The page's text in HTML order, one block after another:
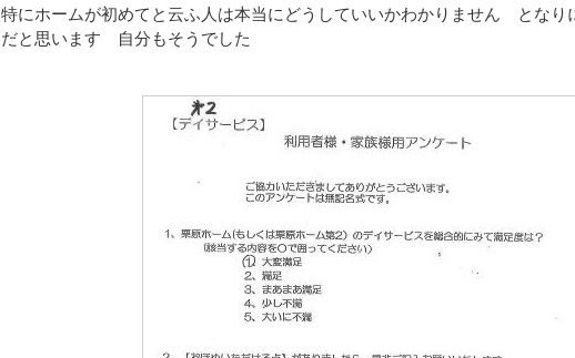
特にホームが初めてと云ふ人は本当にどうしていいかわかりません となり
だと思います 自分もそうでした